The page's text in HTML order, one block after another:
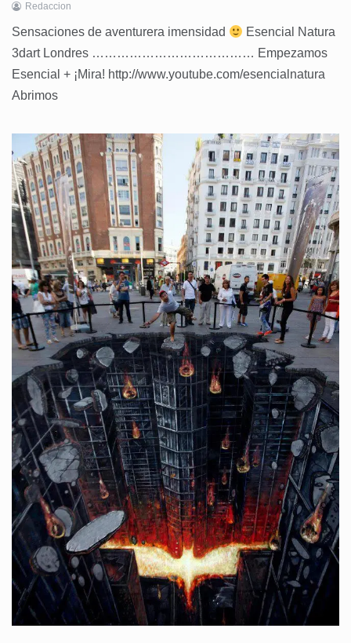
Redaccion
Sensaciones de aventurera imensidad
Esencial Natura
3dart Londres ………………………………… Empezamos
Esencial + ¡Mira! http://www.youtube.com/esencialnatura
Abrimos